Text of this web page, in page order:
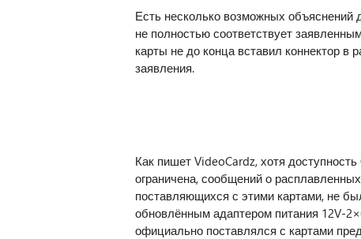
Есть несколько возможных объяснений
не полностью соответствует
карты не до конца вставил коннектор в
заявления.
Как пишет VideoCardz, хотя
ограничена, сообщений о
поставляющихся с этими картами, не
обновлённым адаптером питания 12V-
официально поставлялся с картами